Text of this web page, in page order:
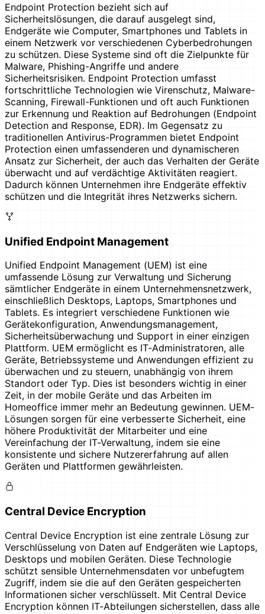
Endpoint Protection bezieht sich auf
Sicherheitslösungen, die darauf ausgelegt sind,
Endgeräte wie Computer, Smartphones und Tablets in
einem Netzwerk vor verschiedenen Cyberbedrohungen
zu schützen. Diese Systeme sind oft die Zielpunkte für
Malware, Phishing-Angriffe und andere
Sicherheitsrisiken. Endpoint Protection umfasst
fortschrittliche Technologien wie Virenschutz, Malware-
Scanning, Firewall-Funktionen und oft auch Funktionen
zur Erkennung und Reaktion auf Bedrohungen (Endpoint
Detection and Response, EDR). Im Gegensatz zu
traditionellen Antivirus-Programmen bietet Endpoint
Protection einen umfassenderen und dynamischeren
Ansatz zur Sicherheit, der auch das Verhalten der Geräte
überwacht und auf verdächtige Aktivitäten reagiert.
Dadurch können Unternehmen ihre Endgeräte effektiv
schützen und die Integrität ihres Netzwerks sichern.
Unified Endpoint Management
Unified Endpoint Management (UEM) ist eine
umfassende Lösung zur Verwaltung und Sicherung
sämtlicher Endgeräte in einem Unternehmensnetzwerk,
einschließlich Desktops, Laptops, Smartphones und
Tablets. Es integriert verschiedene Funktionen wie
Gerätekonfiguration, Anwendungsmanagement,
Sicherheitsüberwachung und Support in einer einzigen
Plattform. UEM ermöglicht es IT-Administratoren, alle
Geräte, Betriebssysteme und Anwendungen effizient zu
überwachen und zu steuern, unabhängig von ihrem
Standort oder Typ. Dies ist besonders wichtig in einer
Zeit, in der mobile Geräte und das Arbeiten im
Homeoffice immer mehr an Bedeutung gewinnen. UEM-
Lösungen sorgen für eine verbesserte Sicherheit, eine
höhere Produktivität der Mitarbeiter und eine
Vereinfachung der IT-Verwaltung, indem sie eine
konsistente und sichere Nutzererfahrung auf allen
Geräten und Plattformen gewährleisten.
Central Device Encryption
Central Device Encryption ist eine zentrale Lösung zur
Verschlüsselung von Daten auf Endgeräten wie Laptops,
Desktops und mobilen Geräten. Diese Technologie
schützt sensible Unternehmensdaten vor unbefugtem
Zugriff, indem sie die auf den Geräten gespeicherten
Informationen sicher verschlüsselt. Mit Central Device
Encryption können IT-Abteilungen sicherstellen, dass alle